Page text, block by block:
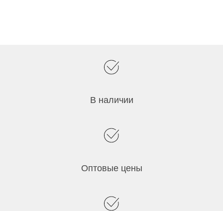
В наличии
Оптовые цены